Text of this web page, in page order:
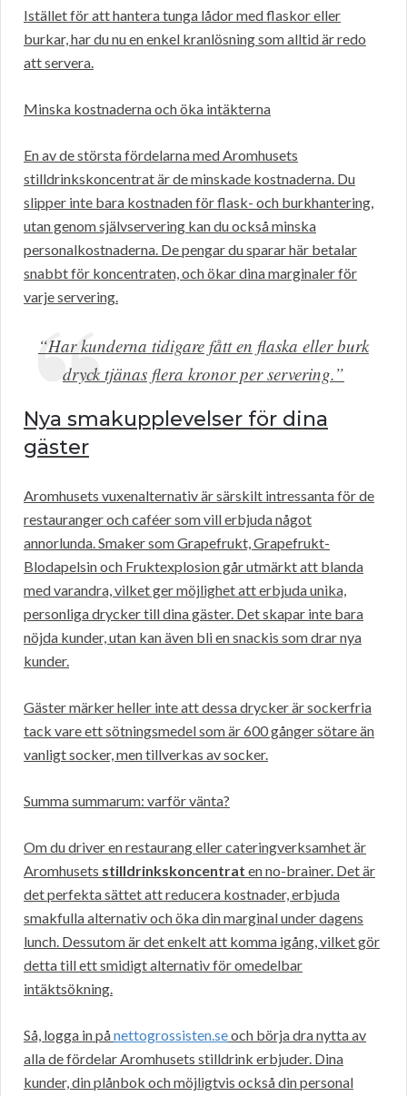
Istället för att hantera tunga lådor med flaskor eller
burkar, har du nu en enkel kranlösning som alltid är redo
att servera.
Minska kostnaderna och öka intäkterna
En av de största fördelarna med Aromhusets
stilldrinkskoncentrat är de minskade kostnaderna. Du
slipper inte bara kostnaden för flask- och burkhantering,
utan genom självservering kan du också minska
personalkostnaderna. De pengar du sparar här betalar
snabbt för koncentraten, och ökar dina marginaler för
varje servering.
“Har kunderna tidigare fått en flaska eller burk
dryck tjänas flera kronor per servering.”
Nya smakupplevelser för dina
gäster
Aromhusets vuxenalternativ är särskilt intressanta för de
restauranger och caféer som vill erbjuda något
annorlunda. Smaker som Grapefrukt, Grapefrukt-
Blodapelsin och Fruktexplosion går utmärkt att blanda
med varandra, vilket ger möjlighet att erbjuda unika,
personliga drycker till dina gäster. Det skapar inte bara
nöjda kunder, utan kan även bli en snackis som drar nya
kunder.
Gäster märker heller inte att dessa drycker är sockerfria
tack vare ett sötningsmedel som är 600 gånger sötare än
vanligt socker, men tillverkas av socker.
Summa summarum: varför vänta?
Om du driver en restaurang eller cateringverksamhet är
Aromhusets stilldrinkskoncentrat en no-brainer. Det är
det perfekta sättet att reducera kostnader, erbjuda
smakfulla alternativ och öka din marginal under dagens
lunch. Dessutom är det enkelt att komma igång, vilket gör
detta till ett smidigt alternativ för omedelbar
intäktsökning.
Så, logga in pånettogrossisten.seoch börja dra nytta av
alla de fördelar Aromhusets stilldrink erbjuder. Dina
kunder, din plånbok och möjligtvis också din personal